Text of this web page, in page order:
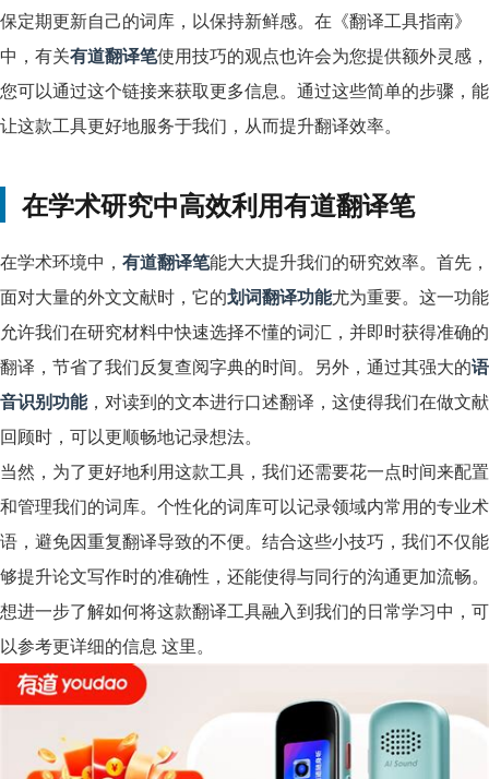
保定期更新自己的词库，以保持新鲜感。在《翻译工具指南》
中，有关有道翻译笔使用技巧的观点也许会为您提供额外灵感，
您可以通过这个链接来获取更多信息。通过这些简单的步骤，能
让这款工具更好地服务于我们，从而提升翻译效率。
在学术研究中高效利用有道翻译笔
在学术环境中， 有道翻译笔能大大提升我们的研究效率。首先，
面对大量的外文文献时，它的划词翻译功能尤为重要。这一功能
允许我们在研究材料中快速选择不懂的词汇，并即时获得准确的
翻译，节省了我们反复查阅字典的时间。另外，通过其强大的语
音识别功能，对读到的文本进行口述翻译，这使得我们在做文献
回顾时，可以更顺畅地记录想法。
当然，为了更好地利用这款工具，我们还需要花一点时间来配置
和管理我们的词库。个性化的词库可以记录领域内常用的专业术
语，避免因重复翻译导致的不便。结合这些小技巧，我们不仅能
够提升论文写作时的准确性，还能使得与同行的沟通更加流畅。
想进一步了解如何将这款翻译工具融入到我们的日常学习中，可
以参考更详细的信息 这里。